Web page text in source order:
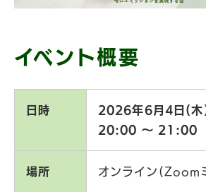
イベント概要
日時
2026年6月4日(木
20:00 〜 21:00
場所 オンライン(Zoom